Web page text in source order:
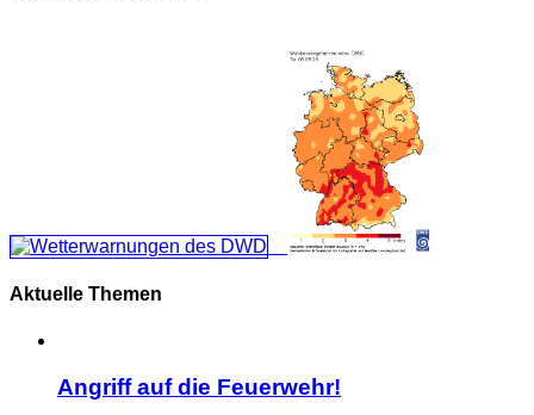
Aktuelle Themen
Angriff auf die Feuerwehr!